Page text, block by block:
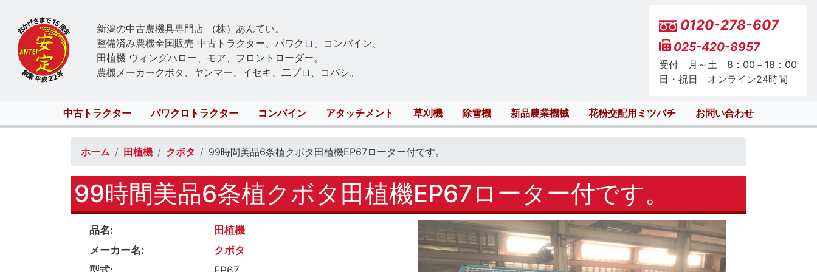
新潟の中古農機具専門店 （株）あんてい。
整備済み農機全国販売 中古トラクター、パワクロ、コンバイン、
田植機 ウィングハロー、モア、フロントローダー。
農機メーカークボタ、ヤンマー、イセキ、二プロ、コバシ。
0120-278-607
025-420-8957
受付 月～土 8：00－18：00
日・祝日 オンライン24時間
Main
navigation
中古トラクター パワクロトラクター コンバイン アタッチメント 草刈機 除雪機 新品農業機械 花粉交配用ミツバチ お問い合わせ
ホーム 田植機 クボタ 99時間美品6条植クボタ田植機EP67ローター付です。
99時間美品6条植クボタ田植機EP67ローター付です。
品名
田植機
メーカー名
クボタ